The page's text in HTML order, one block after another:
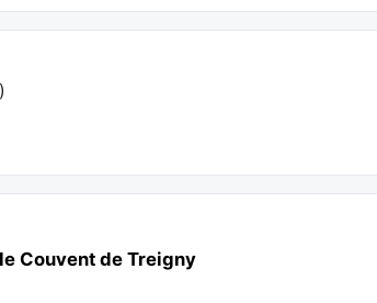
)
Couvent de Treigny